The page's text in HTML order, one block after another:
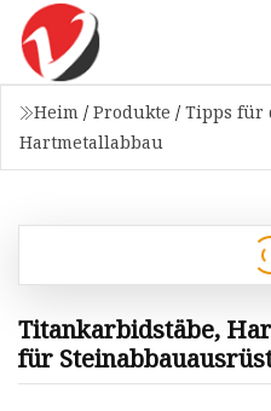
Heim / Produkte / Tipps für
Hartmetallabbau
Titankarbidstäbe,
für